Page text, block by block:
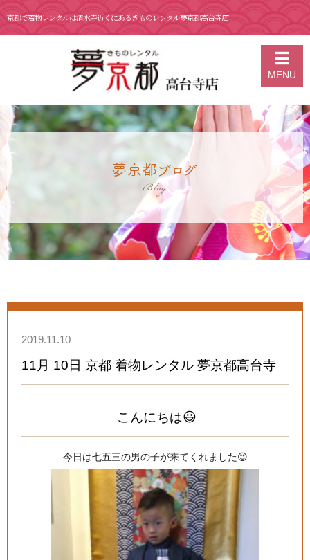
京都で着物レンタルは清水寺近くにあるきものレンタル夢京都高台寺店
MENU
京都の着物レンタル 夢京都 高台寺店
11月 10日 京都 着物レ
ンタル 夢京都高台寺
夢京都ブログ
Blog
2019.11.10
11月 10日 京都 着物レンタル 夢京都高台寺
こんにちは😃
今日は七五三の男の子が来てくれました😍